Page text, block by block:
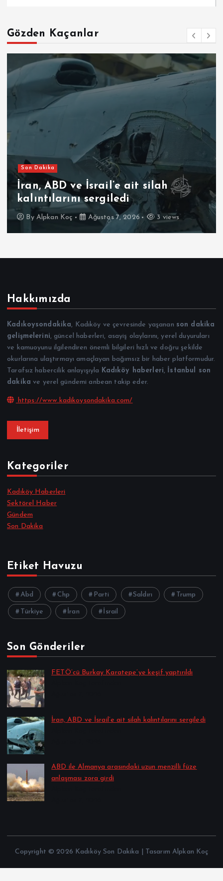
Gözden Kaçanlar
Son Dakika
İran, ABD ve İsrail’e ait silah
kalıntılarını sergiledi
By Alpkan Koç Ağustos 7, 2026 3 views
Hakkımızda
Kadıkoysondakika, Kadıköy ve çevresinde yaşanan son dakika
gelişmelerini, güncel haberleri, asayiş olaylarını, yerel duyuruları
ve kamuoyunu ilgilendiren önemli bilgileri hızlı ve doğru şekilde
okurlarına ulaştırmayı amaçlayan bağımsız bir haber platformudur.
Tarafsız habercilik anlayışıyla Kadıköy haberleri, İstanbul son
dakika ve yerel gündemi anbean takip eder.
https://www.kadikoysondakika.com/
İletişim
Kategoriler
Kadıköy Haberleri
Sektörel Haber
Gündem
Son Dakika
Etiket Havuzu
Abd Chp Parti Saldırı Trump
Türkiye İran İsrail
Son Gönderiler
FETÖ’cü Burkay Karatepe’ye keşif yaptırıldı
İran, ABD ve İsrail’e ait silah kalıntılarını sergiledi
ABD ile Almanya arasındaki uzun menzilli füze
anlaşması zora girdi
Copyright © 2026 Kadıköy Son Dakika | Tasarım Alpkan Koç